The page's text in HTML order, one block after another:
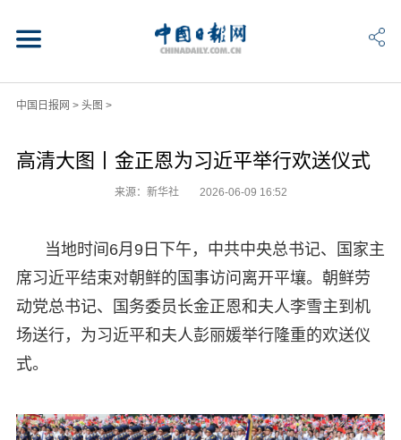
中国日报网 > 头图 >
高清大图丨金正恩为习近平举行欢送仪式
来源：新华社 2026-06-09 16:52
当地时间6月9日下午，中共中央总书记、国家主
席习近平结束对朝鲜的国事访问离开平壤。朝鲜劳
动党总书记、国务委员长金正恩和夫人李雪主到机
场送行，为习近平和夫人彭丽媛举行隆重的欢送仪
式。